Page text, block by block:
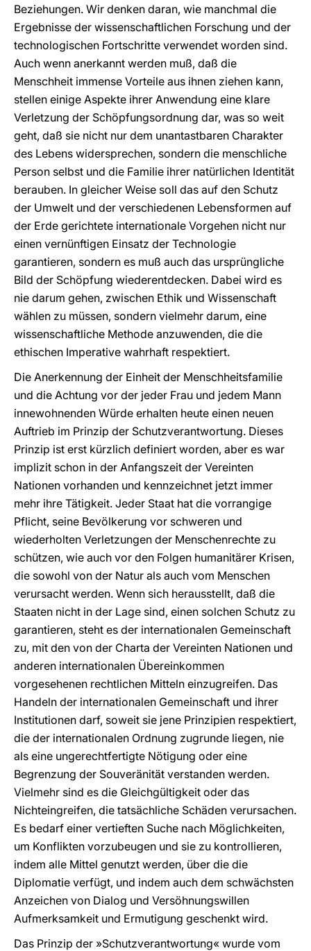
Beziehungen. Wir denken daran, wie manchmal die
Ergebnisse der wissenschaftlichen Forschung und der
technologischen Fortschritte verwendet worden sind.
Auch wenn anerkannt werden muß, daß die
Menschheit immense Vorteile aus ihnen ziehen kann,
stellen einige Aspekte ihrer Anwendung eine klare
Verletzung der Schöpfungsordnung dar, was so weit
geht, daß sie nicht nur dem unantastbaren Charakter
des Lebens widersprechen, sondern die menschliche
Person selbst und die Familie ihrer natürlichen Identität
berauben. In gleicher Weise soll das auf den Schutz
der Umwelt und der verschiedenen Lebensformen auf
der Erde gerichtete internationale Vorgehen nicht nur
einen vernünftigen Einsatz der Technologie
garantieren, sondern es muß auch das ursprüngliche
Bild der Schöpfung wiederentdecken. Dabei wird es
nie darum gehen, zwischen Ethik und Wissenschaft
wählen zu müssen, sondern vielmehr darum, eine
wissenschaftliche Methode anzuwenden, die die
ethischen Imperative wahrhaft respektiert.
Die Anerkennung der Einheit der Menschheitsfamilie
und die Achtung vor der jeder Frau und jedem Mann
innewohnenden Würde erhalten heute einen neuen
Auftrieb im Prinzip der Schutzverantwortung. Dieses
Prinzip ist erst kürzlich definiert worden, aber es war
implizit schon in der Anfangszeit der Vereinten
Nationen vorhanden und kennzeichnet jetzt immer
mehr ihre Tätigkeit. Jeder Staat hat die vorrangige
Pflicht, seine Bevölkerung vor schweren und
wiederholten Verletzungen der Menschenrechte zu
schützen, wie auch vor den Folgen humanitärer Krisen,
die sowohl von der Natur als auch vom Menschen
verursacht werden. Wenn sich herausstellt, daß die
Staaten nicht in der Lage sind, einen solchen Schutz zu
garantieren, steht es der internationalen Gemeinschaft
zu, mit den von der Charta der Vereinten Nationen und
anderen internationalen Übereinkommen
vorgesehenen rechtlichen Mitteln einzugreifen. Das
Handeln der internationalen Gemeinschaft und ihrer
Institutionen darf, soweit sie jene Prinzipien respektiert,
die der internationalen Ordnung zugrunde liegen, nie
als eine ungerechtfertigte Nötigung oder eine
Begrenzung der Souveränität verstanden werden.
Vielmehr sind es die Gleichgültigkeit oder das
Nichteingreifen, die tatsächliche Schäden verursachen.
Es bedarf einer vertieften Suche nach Möglichkeiten,
um Konflikten vorzubeugen und sie zu kontrollieren,
indem alle Mittel genutzt werden, über die die
Diplomatie verfügt, und indem auch dem schwächsten
Anzeichen von Dialog und Versöhnungswillen
Aufmerksamkeit und Ermutigung geschenkt wird.
Das Prinzip der »Schutzverantwortung« wurde vom